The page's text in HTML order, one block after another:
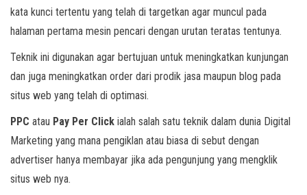
kata kunci tertentu yang telah di targetkan agar muncul pada
halaman pertama mesin pencari dengan urutan teratas tentunya.
Teknik ini digunakan agar bertujuan untuk meningkatkan kunjungan
dan juga meningkatkan order dari prodik jasa maupun blog pada
situs web yang telah di optimasi.
PPC atau Pay Per Click ialah salah satu teknik dalam dunia Digital
Marketing yang mana pengiklan atau biasa di sebut dengan
advertiser hanya membayar jika ada pengunjung yang mengklik
situs web nya.